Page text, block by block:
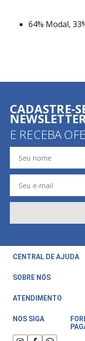
64% Modal,
CADASTRE-
E RECEBA
CENTRAL DE AJUDA
Central de Atendimento
Trocas e Devoluções
Fale Conosco
SOBRE NÓS
ATENDIMENTO
Horário de atendimento:
NOS SIGA